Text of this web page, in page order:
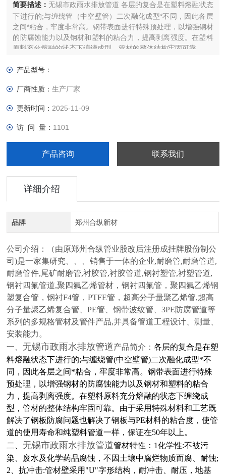
简要描述： 无锡市政雨水排放管道 各层的复合是在塑料熔融状态
下进行的;与缠绕管（中空壁管）二次融化成型*不同，因此各层
之间*粘合，牢度非常高。钢带表面进行特殊预处理，以增强钢材
的防腐蚀能力以及钢材和塑料的粘合力，提高剥离强度。在塑料
原料充分熔融的状态下缠绕成型，管材的整体结构牢固可靠。
产品型号：
厂商性质：生产厂家
更新时间： 2025-11-09
访 问 量： 1101
产品咨询 联系我们
详细介绍
品牌 郑州合纵新材
公司介绍：
（由原郑州合纵管业股改后注册成挂牌股份制公
司)是一家集研究、、、销售于一体的企业,耐磨管,耐磨管道,
耐磨管件,尾矿耐磨管,衬胶管,衬胶管道,钢衬塑管,衬塑管道,
钢衬四氟管道,聚四氟乙烯管材，钢衬四氟管，聚四氟乙烯钢
塑复合管，钢衬F4管，PTFE管，超高分子量聚乙烯管,超高
分子量聚乙烯复合管、PE管、钢带波纹管、3PE防腐管道等
系列的多规格管材及管件产品,并具备管道工程设计、测量、
安装能力。
一、 无锡市政雨水排放管道产品简介：各层的复合是在塑
料熔融状态下进行的;与缠绕管(中空壁管)二次融化成型*不
同，因此各层之间*粘合，牢度非常高。钢带表面进行特殊
预处理，以增强钢材的防腐蚀能力以及钢材和塑料的粘合
力，提高剥离强度。在塑料原料充分熔融的状态下缠绕成
型，管材的整体结构牢固可靠。由于采用特殊材料和工艺既
解决了钢板防腐问题也解决了钢板与PE材料的粘合度，使管
道的使用寿命和纯塑料管道一样，保证在50年以上。
二、 无锡市政雨水排放管道管材特性：1化学性:不被污
染、废水及化学药品腐蚀，不因土壤中腐烂物质而腐、耐蚀;
2、抗冲击:管材壁采用"U"字形结构，耐冲击、耐压，地基